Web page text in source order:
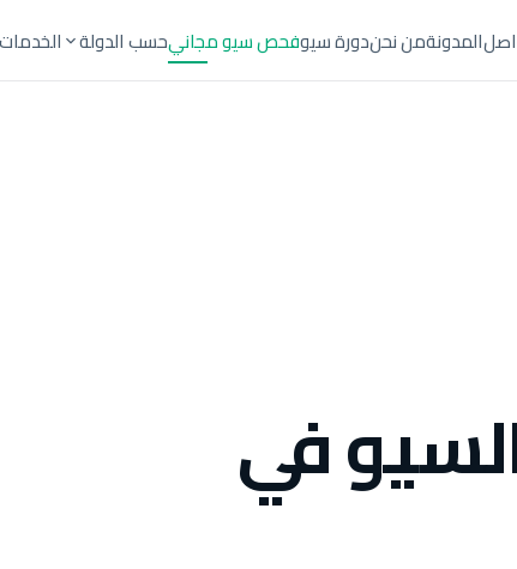
حسب الدولةفحص سيو مجانيدورة سيومن نحنالمدونة
في